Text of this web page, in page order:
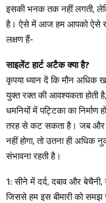
इसकी भनक तक नहीं लगती,
है। ऐसे में आज हम आपको ऐसे
लक्षण हैं-
साइलेंट हार्ट अटैक क्या है?
कृपया ध्यान दें कि मौन अधिक
युक्त रक्त की आवश्यकता होती
धमनियों में पट्टिका का निर्माण
तरह से कट सकता है। जब और
नहीं होगा, तो उतना ही अधिक
संभावना रहती है।
1: सीने में दर्द, दबाव और
जिससे हम इस बीमारी को